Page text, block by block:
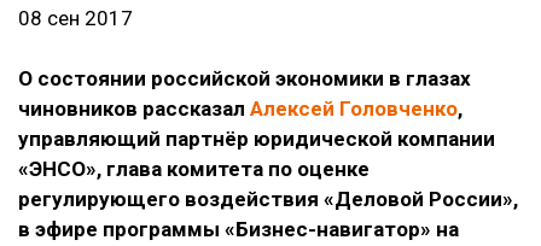
08 сен 2017
О состоянии российской экономики в глазах
чиновников рассказал Алексей Головченко,
управляющий партнёр юридической компании
«ЭНСО», глава комитета по оценке
регулирующего воздействия «Деловой России»,
в эфире программы «Бизнес-навигатор» на